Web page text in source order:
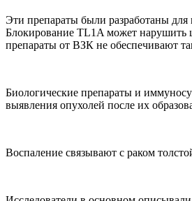
Эти препараты были разработаны
Блокирование TL1A может нарушить
препараты от ВЗК не обеспечивают
Биологические препараты и
выявления опухолей после их
Воспаление связывают с раком